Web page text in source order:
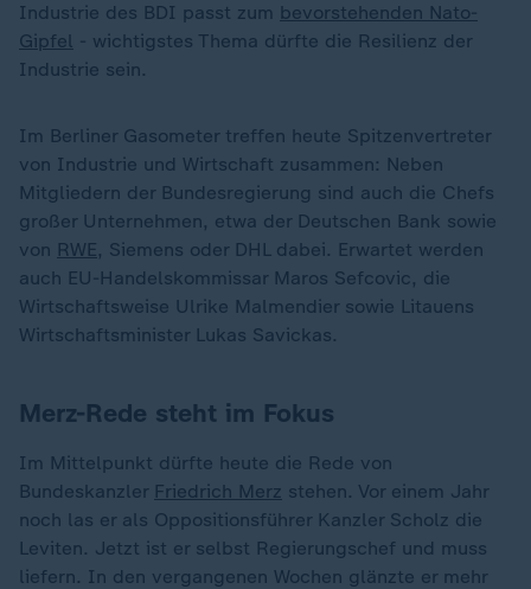
Industrie des BDI passt zum bevorstehenden Nato-
Gipfel - wichtigstes Thema dürfte die Resilienz der
Industrie sein.
Im Berliner Gasometer treffen heute Spitzenvertreter
von Industrie und Wirtschaft zusammen: Neben
Mitgliedern der Bundesregierung sind auch die Chefs
großer Unternehmen, etwa der Deutschen Bank sowie
von RWE, Siemens oder DHL dabei. Erwartet werden
auch EU-Handelskommissar Maros Sefcovic, die
Wirtschaftsweise Ulrike Malmendier sowie Litauens
Wirtschaftsminister Lukas Savickas.
Merz-Rede steht im Fokus
Im Mittelpunkt dürfte heute die Rede von
Bundeskanzler Friedrich Merz stehen. Vor einem Jahr
noch las er als Oppositionsführer Kanzler Scholz die
Leviten. Jetzt ist er selbst Regierungschef und muss
liefern. In den vergangenen Wochen glänzte er mehr